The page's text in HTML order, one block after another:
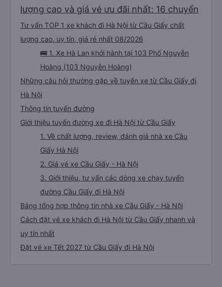
lượng cao và giá vé ưu đãi nhất: 16 chuyến
Tư vấn TOP 1 xe khách đi Hà Nội từ Cầu Giấy chất
lượng cao, uy tín, giá rẻ nhất 08/2026
🚌 1. Xe Hà Lan khởi hành tại 103 Phố Nguyễn
Hoàng (103 Nguyễn Hoàng)
Những câu hỏi thường gặp về tuyến xe từ Cầu Giấy đi
Hà Nội
Thông tin tuyến đường
Giới thiệu tuyến đường xe đi Hà Nội từ Cầu Giấy
1. Về chất lượng, review, đánh giá nhà xe Cầu
Giấy Hà Nội
2. Giá vé xe Cầu Giấy - Hà Nội
3. Giới thiệu, tư vấn các dòng xe chạy tuyến
đường Cầu Giấy đi Hà Nội
Bảng tổng hợp thông tin nhà xe Cầu Giấy - Hà Nội
Cách đặt vé xe khách đi Hà Nội từ Cầu Giấy nhanh và
uy tín nhất
Đặt vé xe Tết 2027 từ Cầu Giấy đi Hà Nội